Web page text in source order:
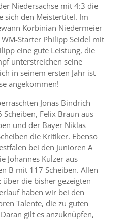
Niedersachse mit 4:3 die
sich den Meistertitel. Im
Korbinian Niedermeier
Starter Philipp Seidel mit
eine gute Leistung, die
unterstreichen seine
in seinem ersten Jahr ist
angekommen!
Jonas Bindrich
Felix Braun aus
und der Bayer Niklas
die Kritiker. Ebenso
bei den Junioren A
Johannes Kulzer aus
B mit 117 Scheiben. Allen
die bisher gezeigten
haben wir bei den
Talente, die zu guten
gilt es anzuknüpfen,